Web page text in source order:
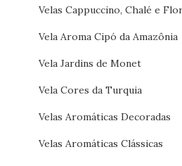
Velas Cappuccino, Chalé e
Vela Aroma Cipó da Amazônia
Vela Jardins de Monet
Vela Cores da Turquia
Velas Aromáticas Decoradas
Velas Aromáticas Clássicas